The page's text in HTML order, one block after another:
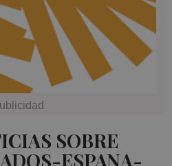
SOBRE
ESPANA-